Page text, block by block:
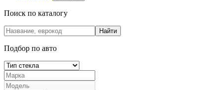
Поиск по каталогу
Найти
Подбор по авто